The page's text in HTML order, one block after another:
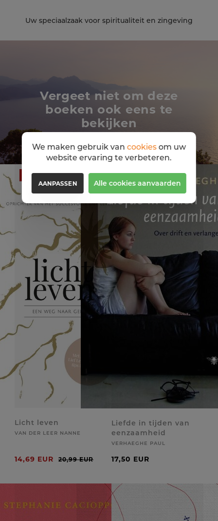
Uw speciaalzaak voor spiritualiteit en zingeving
Vergeet niet om deze
boeken ook eens te
bekijken
30%
Licht leven
VAN DER LEER NANNE
14,69 EUR 20,99 EUR
Liefde in tijden van
eenzaamheid
VERHAEGHE PAUL
17,50 EUR
We maken gebruik van cookiesom uw
website ervaring te verbeteren.
AANPASSEN Alle cookies aanvaarden